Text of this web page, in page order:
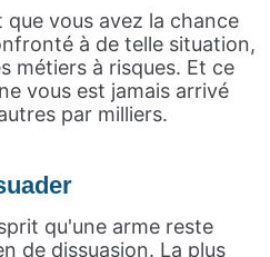
vous avez la chance
à de telle situation,
métiers à risques. Et ce
vous est jamais arrivé
par milliers.
qu'une arme reste
de dissuasion. La plus